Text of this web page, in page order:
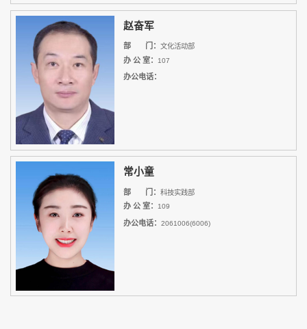
赵奋军
部 门：文化活动部
办 公 室： 107
办公电话：
常小童
部 门：科技实践部
办 公 室： 109
办公电话：2061006(6006)